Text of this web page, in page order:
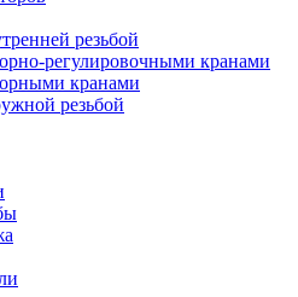
резьбой
регулировочными кранами
кранами
резьбой